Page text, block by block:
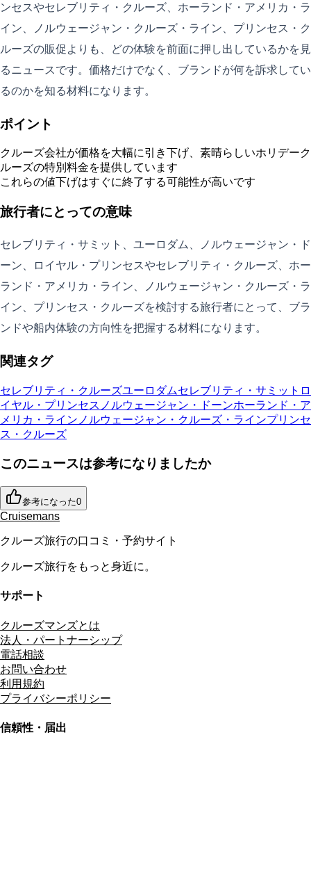
ンセスやセレブリティ・クルーズ、ホーランド・アメリカ・ラ
イン、ノルウェージャン・クルーズ・ライン、プリンセス・ク
ルーズの販促よりも、どの体験を前面に押し出しているかを見
るニュースです。価格だけでなく、ブランドが何を訴求してい
るのかを知る材料になります。
ポイント
クルーズ会社が価格を大幅に引き下げ、素晴らしいホリデーク
ルーズの特別料金を提供しています
これらの値下げはすぐに終了する可能性が高いです
旅行者にとっての意味
セレブリティ・サミット、ユーロダム、ノルウェージャン・ド
ーン、ロイヤル・プリンセスやセレブリティ・クルーズ、ホー
ランド・アメリカ・ライン、ノルウェージャン・クルーズ・ラ
イン、プリンセス・クルーズを検討する旅行者にとって、ブラ
ンドや船内体験の方向性を把握する材料になります。
関連タグ
セレブリティ・クルーズユーロダムセレブリティ・サミット ロ
イヤル・プリンセス ノルウェージャン・ドーンホーランド・ア
メリカ・ライン ノルウェージャン・クルーズ・ラインプリンセ
ス・クルーズ
このニュースは参考になりましたか
参考になった0
Cruisemans
クルーズ旅行の口コミ・予約サイト
クルーズ旅行をもっと身近に。
サポート
クルーズマンズとは
法人・パートナーシップ
電話相談
お問い合わせ
利用規約
プライバシーポリシー
信頼性・届出